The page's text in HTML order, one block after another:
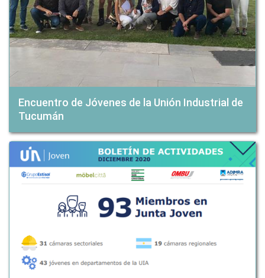
Encuentro de Jóvenes de la Unión Industrial de
Tucumán